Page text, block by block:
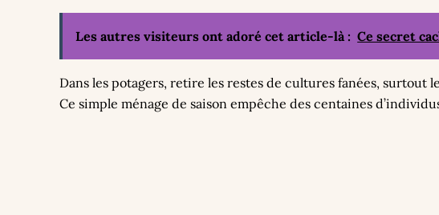
Les autres visiteurs ont adoré cet article-là : Ce secret
Dans les potagers, retire les restes de cultures fanées, surtout
Ce simple ménage de saison empêche des centaines